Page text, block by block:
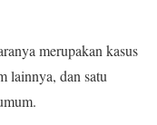
merupakan kasus
lainnya, dan satu